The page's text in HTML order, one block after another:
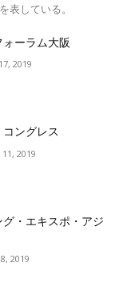
表している。
ーラム大阪
2019
ングレス
11, 2019
・エキスポ・アジ
2019